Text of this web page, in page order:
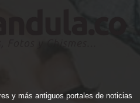
y más antiguos portales de noticias